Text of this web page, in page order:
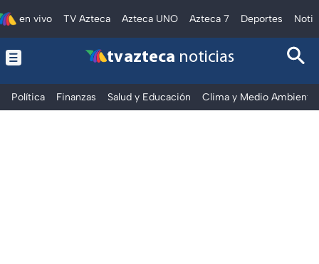
en vivo TV Azteca Azteca UNO Azteca 7 Deportes
tv azteca noticias
Política Finanzas Salud y Educación Clima y Medio Ambiente